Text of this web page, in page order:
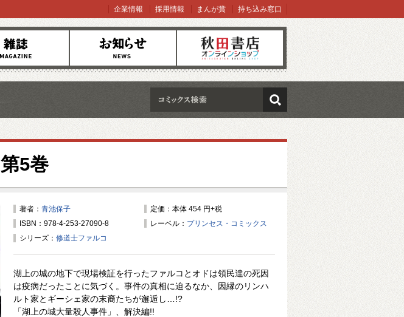
お知らせ オンラインショップ
企業情報 採用情報 まんが賞 持ち込み窓口
検索
第5巻
著者： 青池保子
定価：本体 454 円+税
ISBN：978-4-253-27090-8
レーベル： プリンセス・コミックス
シリーズ： 修道士ファルコ
湖上の城の地下で現場検証を行ったファルコとオドは領民達の死因
は疫病だったことに気づく。事件の真相に迫るなか、因縁のリンハ
ルト家とギーシェ家の末裔たちが邂逅し…!?
「湖上の城大量殺人事件」、解決編!!